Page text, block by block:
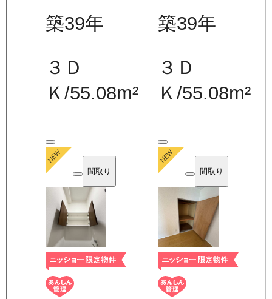
築39年
３Ｄ
Ｋ/55.08m²
築39年
３Ｄ
Ｋ /55.08m²
間取り 間取り